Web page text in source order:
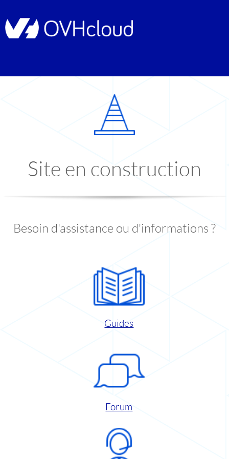
Site en construction
Besoin d'assistance ou d'informations ?
Guides
Forum